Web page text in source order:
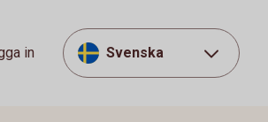
in Svenska